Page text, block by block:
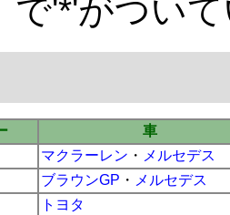
で'*'がつい
車
マクラーレン ・ メルセデス
ブラウンGP ・ メルセデス
トヨタ